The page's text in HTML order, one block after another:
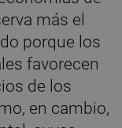
más el
porque los
favorecen
de los
en cambio,